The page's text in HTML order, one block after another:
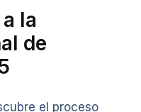
la
de
el proceso